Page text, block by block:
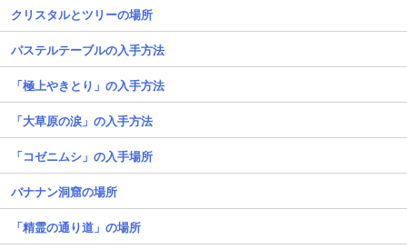
クリスタルとツリーの場所
パステルテーブルの入手方法
「極上やきとり」の入手方法
「大草原の涙」の入手方法
「コゼニムシ」の入手場所
バナナン洞窟の場所
「精霊の通り道」の場所